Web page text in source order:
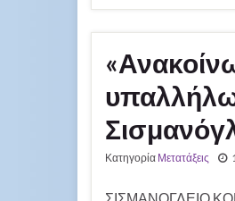
Κατηγορία Μετατάξεις